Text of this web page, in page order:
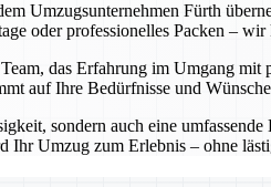
Umzugsunternehmen Fürth
oder professionelles Packen –
das Erfahrung im Umgang
auf Ihre Bedürfnisse und
sondern auch eine
Umzug zum Erlebnis – ohne